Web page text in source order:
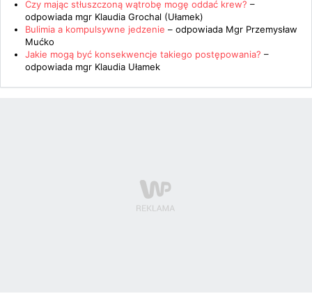
Czy mając stłuszczoną wątrobę mogę oddać krew? –
odpowiada mgr Klaudia Grochal (Ułamek)
Bulimia a kompulsywne jedzenie – odpowiada Mgr Przemysław
Mućko
Jakie mogą być konsekwencje takiego postępowania? –
odpowiada mgr Klaudia Ułamek